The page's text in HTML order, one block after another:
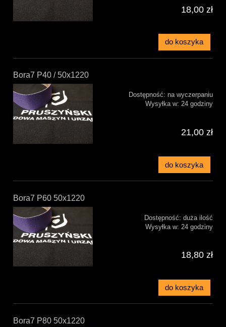
18,00 zł
do koszyka
Bora7 P40 / 50x1220
Dostępność: na wyczerpaniu
Wysyłka w: 24 godziny
21,00 zł
do koszyka
Bora7 P60 50x1220
Dostępność: duża ilość
Wysyłka w: 24 godziny
18,80 zł
do koszyka
Bora7 P80 50x1220